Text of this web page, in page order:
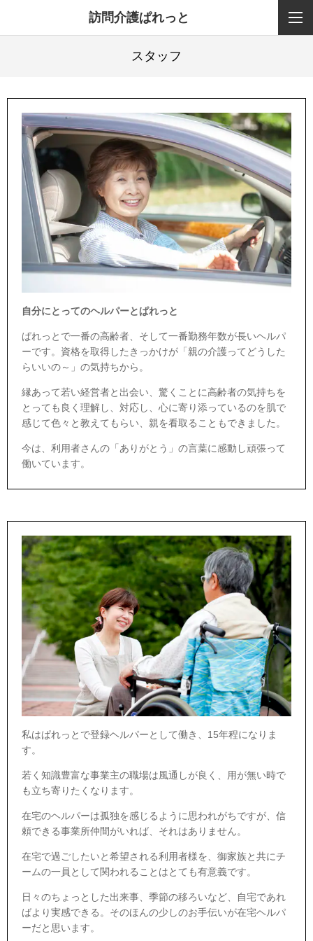
訪問介護ぱれっと
スタッフ
自分にとってのヘルパーとぱれっと
ぱれっとで一番の高齢者、そして一番勤務年数が長いヘルパ
ーです。資格を取得したきっかけが「親の介護ってどうした
らいいの～」の気持ちから。
縁あって若い経営者と出会い、驚くことに高齢者の気持ちを
とっても良く理解し、対応し、心に寄り添っているのを肌で
感じて色々と教えてもらい、親を看取ることもできました。
今は、利用者さんの「ありがとう」の言葉に感動し頑張って
働いています。
私はぱれっとで登録ヘルパーとして働き、15年程になりま
す。
若く知識豊富な事業主の職場は風通しが良く、用が無い時で
も立ち寄りたくなります。
在宅のヘルパーは孤独を感じるように思われがちですが、信
頼できる事業所仲間がいれば、それはありません。
在宅で過ごしたいと希望される利用者様を、御家族と共にチ
ームの一員として関われることはとても有意義です。
日々のちょっとした出来事、季節の移ろいなど、自宅であれ
ばより実感できる。そのほんの少しのお手伝いが在宅ヘルパ
ーだと思います。